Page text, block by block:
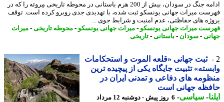
ادامه جنگ در سودان، بیش از 200 هرم باستانی در محوطه تاریخی مِروئه را که در
میراث جهانی یونسکو ثبت شده، با تهدیدی جدی روبرو کرده است. توقف
های حفاظتی، عدم امنیت و شرایط جوی ...
میراث جهانی یونسکو-میراث جهانی یونسکو-محوطه تاریخی -میراث
-سودان- باستانی-تاریخی
ثبت جهانی «قلعه الموت و استحکامات
تثبیت جایگاه یکی از پیچیده ترین
های دفاعی و تمدنی ایران در
جهانی است
-سیاسی-
6 روز پیش - دوشنبه 12 مرداد